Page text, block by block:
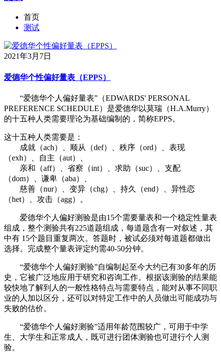
首页
测试
2021年3月7日
爱德华个性偏好量表（EPPS）
“爱德华个人偏好量表”（EDWARDS' PERSONAL
PREFERENCE SCHEDULE）是爱德华以莫瑞（H.A.Murry）
的十五种人类需要理论为基础编制的，简称EPPS。
这十五种人类需要是：
成就（ach）、顺从（def）、秩序（ord）、表现
（exh）、自主（aut）、
亲和（aff）、省察（int）、求助（suc）、支配
（dom）、谦卑（aba）、
慈善（nur）、变异（chg）、持久（end）、异性恋
（het）、攻击（agg）。
爱德华个人偏好测验是由15个需要量表和一个稳定性量表
组成，整个测验共有225道题组成，每道题含有一对叙述，其
中有 15个题目重复两次。答题时，被试必须对每道题都做出
选择。完成整个量表评定约需40-50分钟。
“爱德华个人偏好测验”自编制起至今大约已有30多年的历
史，它被广泛地应用于研究和咨询工作。根据该测验的结果能
较快地了解到人的一般性格特点与需要特点，能对从事不同职
业的人加以区分，还可以对特定工作中的人员做出可能成功与
失败的估价。
“爱德华个人偏好测验”适用年龄范围较广，可用于中学
生、大学生和正常成人，既可进行团体测验也可进行个人测
验。